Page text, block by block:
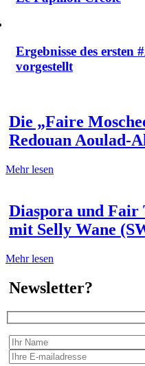
Ergebnisse des ersten
vorgestellt
Die „Faire
Redouan Aoulad-
Mehr lesen
Diaspora und
mit Selly Wane
Mehr lesen
Newsletter?